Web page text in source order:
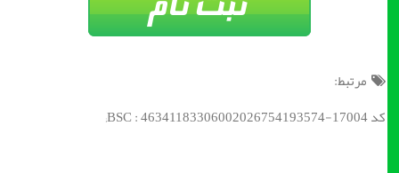
مرتبط:
کد BSC : 46341183306002026754193574-17004;